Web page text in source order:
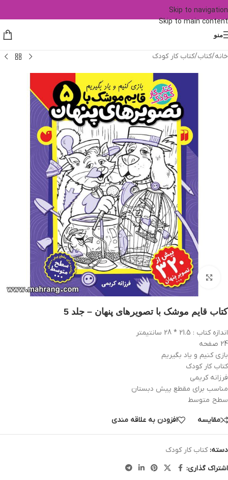
Skip to navigation
Skip to main content
منو
خانه/کتاب/کتاب کار کودک
بزرگنمایی تصویر
کتاب قایم موشک با تصویرهای پنهان – جلد 5
اندازه کتاب : 21.5 * 28 سانتیمتر
24 صفحه
بازی کنیم و یاد بگیریم
کتاب کار کودک
فرزانه کریمی
مناسب برای مقطع پیش دبستان
سطح متوسط
مقایسه افزودن به علاقه مندی
دسته: کتاب کار کودک
اشتراک گذاری: